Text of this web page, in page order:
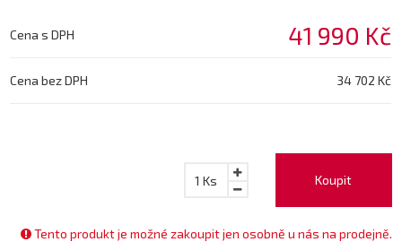
Cena s DPH 41 990 Kč
Cena bez DPH 34 702 Kč
Koupit
1 Ks
Tento produkt je možné zakoupit jen osobně u nás na prodejně.